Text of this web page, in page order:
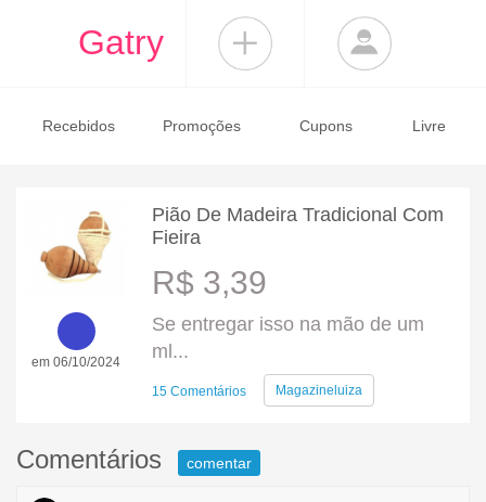
Gatry
Recebidos Promoções Cupons Livre
em 06/10/2024
Pião De Madeira Tradicional Com
Fieira
R$ 3,39
Se entregar isso na mão de um
ml...
15 Comentários Magazineluiza
Comentários comentar